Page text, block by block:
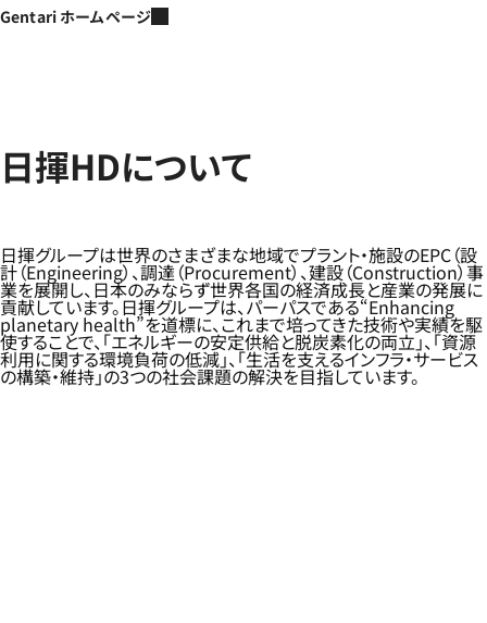
Gentari ホームページ
日揮HDについて
日揮グループは世界のさまざまな地域でプラント・施設のEPC（設
計（Engineering）、調達（Procurement）、建設（Construction）事
業を展開し、日本のみならず世界各国の経済成長と産業の発展に
貢献しています。日揮グループは、パーパスである“Enhancing
planetary health”を道標に、これまで培ってきた技術や実績を駆
使することで、「エネルギーの安定供給と脱炭素化の両立」、「資源
利用に関する環境負荷の低減」、「生活を支えるインフラ・サービス
の構築・維持」の3つの社会課題の解決を目指しています。